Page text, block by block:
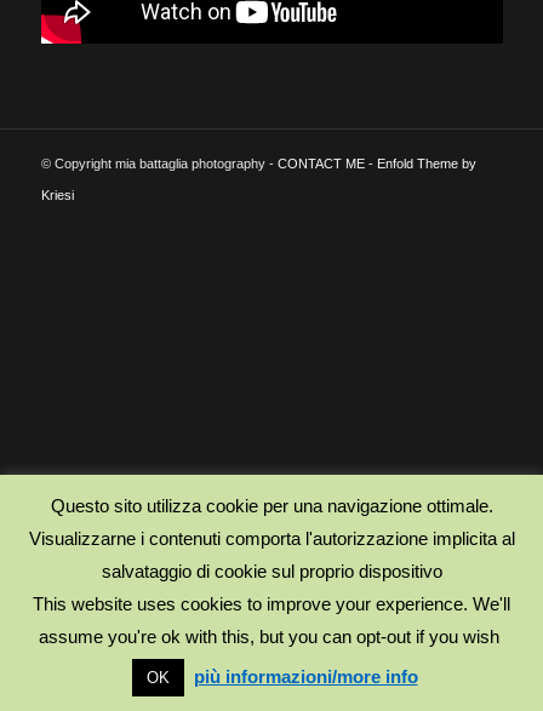
© Copyright mia battaglia photography - CONTACT ME- Enfold Theme by
Kriesi
Questo sito utilizza cookie per una navigazione ottimale.
Visualizzarne i contenuti comporta l'autorizzazione implicita al
salvataggio di cookie sul proprio dispositivo
This website uses cookies to improve your experience. We'll
assume you're ok with this, but you can opt-out if you wish
OK più informazioni/more info